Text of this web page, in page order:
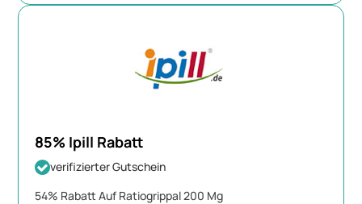
85% Ipill Rabatt
verifizierter Gutschein
54% Rabatt Auf Ratiogrippal 200 Mg